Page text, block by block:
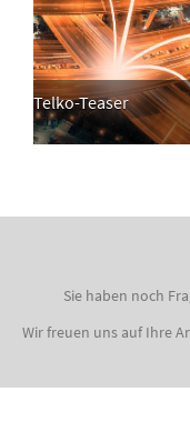
Telko-Teaser
Sie haben noch
Wir freuen uns auf Ihre